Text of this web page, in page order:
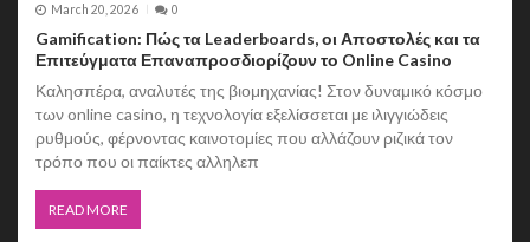
March 20, 2026 0
Gamification: Πώς τα Leaderboards, οι Αποστολές και τα
Επιτεύγματα Επαναπροσδιορίζουν το Online Casino
Καλησπέρα, αναλυτές της βιομηχανίας! Στον δυναμικό κόσμο
των online casino, η τεχνολογία εξελίσσεται με ιλιγγιώδεις
ρυθμούς, φέρνοντας καινοτομίες που αλλάζουν ριζικά τον
τρόπο που οι παίκτες αλληλεπ
READ MORE